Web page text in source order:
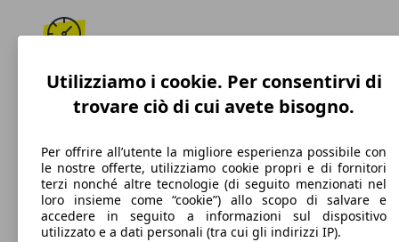
210 km/h
Velocità massima
Diesel
Carburante
Utilizziamo i cookie. Per consentirvi di
trovare ciò di cui avete bisogno.
Per offrire all’utente la migliore esperienza possibile con
le nostre offerte, utilizziamo cookie propri e di fornitori
terzi nonché altre tecnologie (di seguito menzionati nel
loro insieme come “cookie”) allo scopo di salvare e
accedere in seguito a informazioni sul dispositivo
utilizzato e a dati personali (tra cui gli indirizzi IP).